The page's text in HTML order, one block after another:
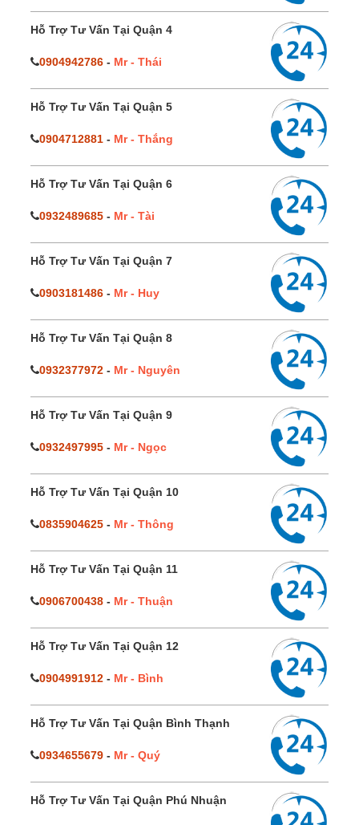
Hỗ Trợ Tư Vấn Tại Quận 4
0904942786 - Mr - Thái
Hỗ Trợ Tư Vấn Tại Quận 5
0904712881 - Mr - Thắng
Hỗ Trợ Tư Vấn Tại Quận 6
0932489685 - Mr - Tài
Hỗ Trợ Tư Vấn Tại Quận 7
0903181486 - Mr - Huy
Hỗ Trợ Tư Vấn Tại Quận 8
0932377972 - Mr - Nguyên
Hỗ Trợ Tư Vấn Tại Quận 9
0932497995 - Mr - Ngọc
Hỗ Trợ Tư Vấn Tại Quận 10
0835904625 - Mr - Thông
Hỗ Trợ Tư Vấn Tại Quận 11
0906700438 - Mr - Thuận
Hỗ Trợ Tư Vấn Tại Quận 12
0904991912 - Mr - Bình
Hỗ Trợ Tư Vấn Tại Quận Bình Thạnh
0934655679 - Mr - Quý
Hỗ Trợ Tư Vấn Tại Quận Phú Nhuận